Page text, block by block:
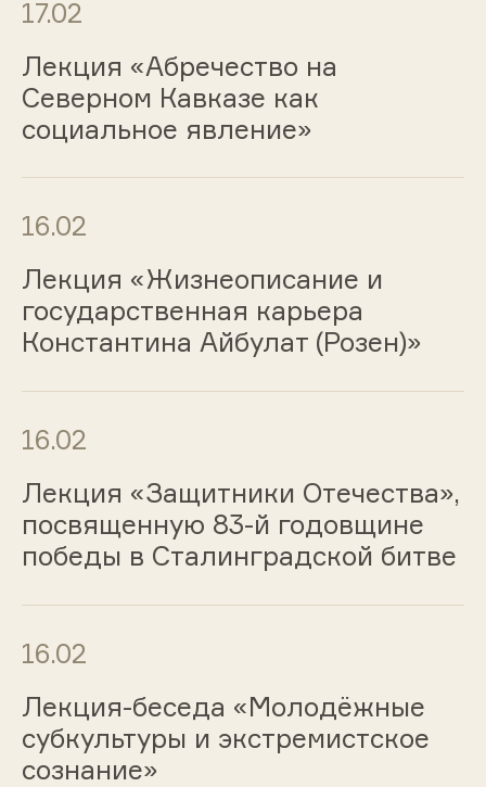
17.02
Лекция «Абречество на
Северном Кавказе как
социальное явление»
16.02
Лекция «Жизнеописание и
государственная карьера
Константина Айбулат (Розен)»
16.02
Лекция «Защитники Отечества»,
посвященную 83-й годовщине
победы в Сталинградской битве
16.02
Лекция-беседа «Молодёжные
субкультуры и экстремистское
сознание»